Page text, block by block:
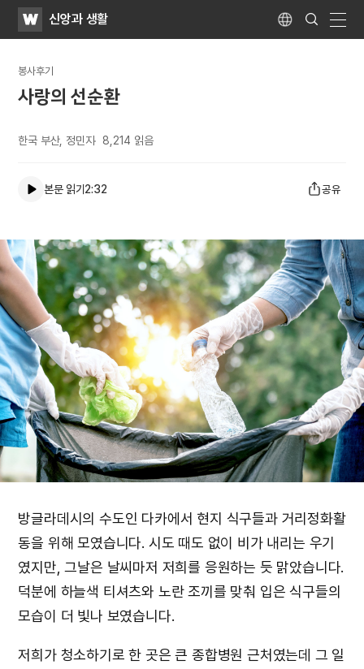
WATV신앙과 생활 Language
Search
Submit
봉사후기
사랑의 선순환
한국 부산, 정민지 8,214 읽음
본문 읽기2:32 공유
방글라데시의 수도인 다카에서 현지 식구들과 거리정화활
동을 위해 모였습니다. 시도 때도 없이 비가 내리는 우기
였지만, 그날은 날씨마저 저희를 응원하는 듯 맑았습니다.
덕분에 하늘색 티셔츠와 노란 조끼를 맞춰 입은 식구들의
모습이 더 빛나 보였습니다.
저희가 청소하기로 한 곳은 큰 종합병원 근처였는데 그 일